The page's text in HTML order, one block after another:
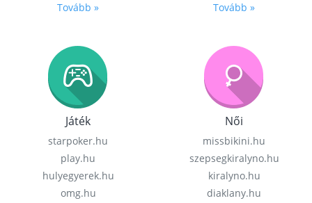
Tovább » Tovább »
Játék
starpoker.hu
play.hu
hulyegyerek.hu
omg.hu
Női
missbikini.hu
szepsegkiralyno.hu
kiralyno.hu
diaklany.hu